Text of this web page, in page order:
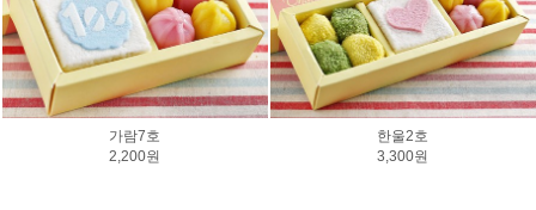
한울3호
3,500원
한울7호
4,700원